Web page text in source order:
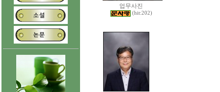
업무사진
(hit:202)